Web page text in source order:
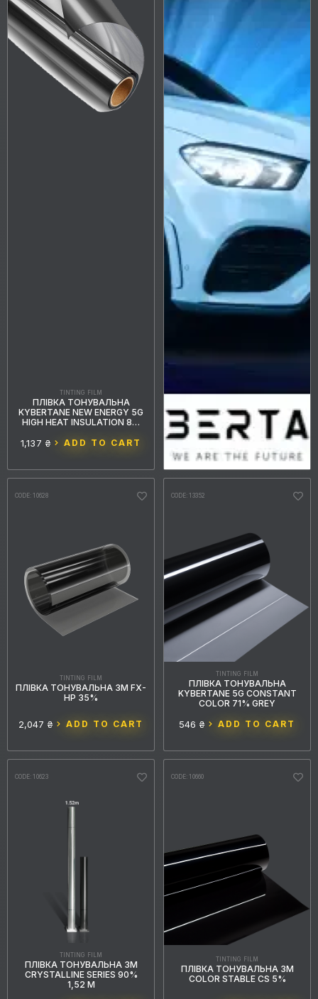
TINTING FILM
ПЛІВКА ТОНУВАЛЬНА
KYBERTANE NEW ENERGY 5G
HIGH HEAT INSULATION 8%
1,137 ₴ ADD TO CART
CODE: 10628
TINTING FILM
ПЛІВКА ТОНУВАЛЬНА 3M FX-
HP 35%
2,047 ₴ ADD TO CART
CODE: 13352
TINTING FILM
ПЛІВКА ТОНУВАЛЬНА
KYBERTANE 5G CONSTANT
COLOR 71% GREY
546 ₴ ADD TO CART
CODE: 10623
TINTING FILM
ПЛІВКА ТОНУВАЛЬНА 3M
CRYSTALLINE SERIES 90%
1,52 М
CODE: 10660
TINTING FILM
ПЛІВКА ТОНУВАЛЬНА 3M
COLOR STABLE CS 5%